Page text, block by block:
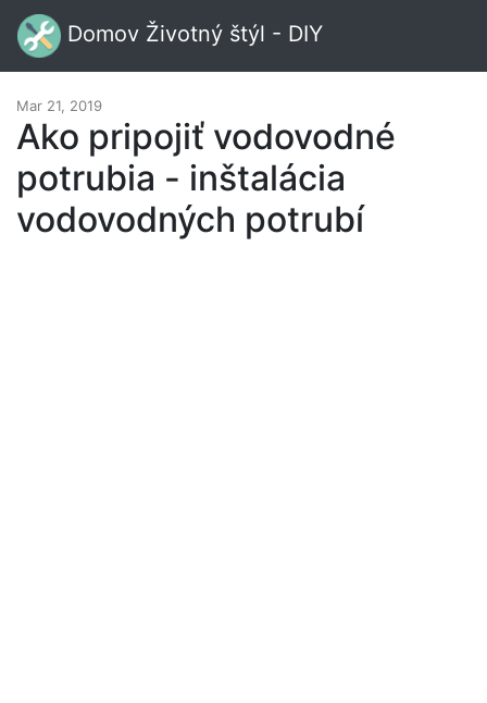
Domov Životný štýl - DIY
Mar 21, 2019
Ako pripojiť vodovodné
potrubia - inštalácia
vodovodných potrubí